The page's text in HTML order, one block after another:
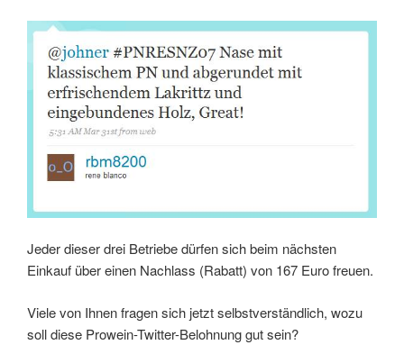
Jeder dieser drei Betriebe dürfen sich beim nächsten
Einkauf über einen Nachlass (Rabatt) von 167 Euro freuen.
Viele von Ihnen fragen sich jetzt selbstverständlich, wozu
soll diese Prowein-Twitter-Belohnung gut sein?